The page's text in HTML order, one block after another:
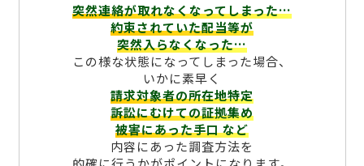
突然連絡が取れなくなってしまった…
約束されていた配当等が
突然入らなくなった…
この様な状態になってしまった場合、
いかに素早く
請求対象者の所在地特定
訴訟にむけての証拠集め
被害にあった手口など
内容にあった調査方法を